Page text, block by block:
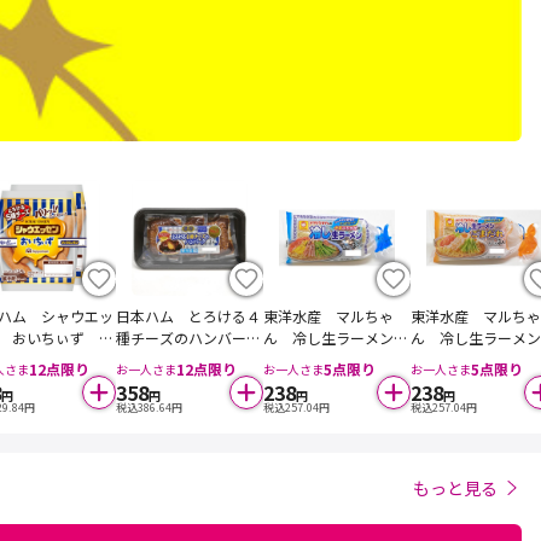
ム シャウエッ
おいちぃず と
５種チーズ ９
２袋入
さま12点限り
円
円
日本ハム とろける４
種チーズのハンバー
グ ３個入
お一人さま12点限り
358円
税込386.64円
東洋水産 マルちゃ
ん 冷し生ラーメン
３人前
お一人さま5点限り
238円
税込257.04円
東洋水産 マルちゃ
ん 冷し生ラー
ごまだれ ３人前
お一人さま5点限り
238円
税込257.04円
もっと見る